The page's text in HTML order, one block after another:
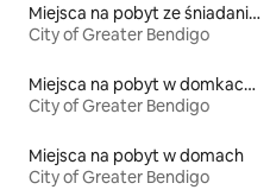
Miejsca na pobyt ze śniadaniem
City of Greater Bendigo
Miejsca na pobyt w domkach gościnnych
City of Greater Bendigo
Miejsca na pobyt w domach
City of Greater Bendigo